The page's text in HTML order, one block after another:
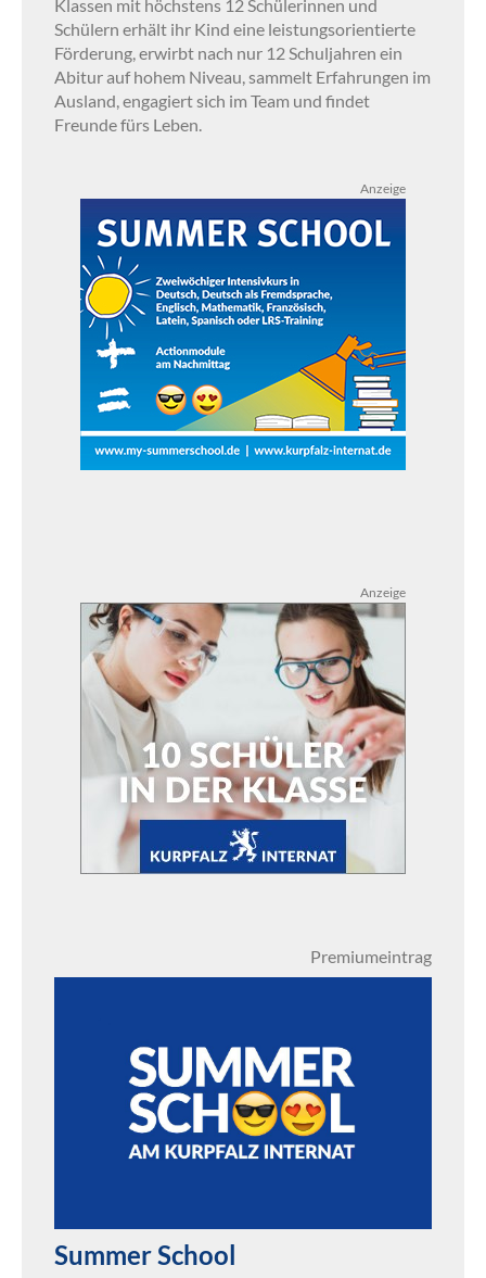
Klassen mit höchstens 12 Schülerinnen und
Schülern erhält ihr Kind eine leistungsorientierte
Förderung, erwirbt nach nur 12 Schuljahren ein
Abitur auf hohem Niveau, sammelt Erfahrungen im
Ausland, engagiert sich im Team und findet
Freunde fürs Leben.
Anzeige
Anzeige
Premiumeintrag
Summer School